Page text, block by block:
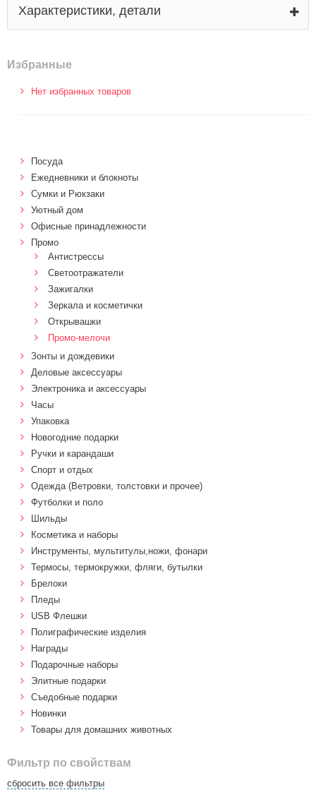
Характеристики, детали
Избранные
Нет избранных товаров
Посуда
Ежедневники и блокноты
Сумки и Рюкзаки
Уютный дом
Офисные принадлежности
Промо
Антистрессы
Светоотражатели
Зажигалки
Зеркала и косметички
Открывашки
Промо-мелочи
Зонты и дождевики
Деловые аксессуары
Электроника и аксессуары
Часы
Упаковка
Новогодние подарки
Ручки и карандаши
Спорт и отдых
Одежда (Ветровки, толстовки и прочее)
Футболки и поло
Шильды
Косметика и наборы
Инструменты, мультитулы,ножи, фонари
Термосы, термокружки, фляги, бутылки
Брелоки
Пледы
USB Флешки
Полиграфические изделия
Награды
Подарочные наборы
Элитные подарки
Cъедобные подарки
Новинки
Товары для домашних животных
Фильтр по свойствам
сбросить все фильтры